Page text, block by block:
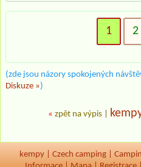
1 2
(zde jsou názory spokojených
Diskuze »)
« zpět na výpis
kempy Czech camping